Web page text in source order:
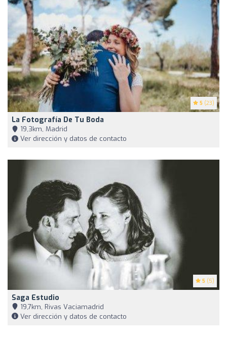
5 (23)
La Fotografía De Tu Boda
19,3km, Madrid
Ver dirección y datos de contacto
5 (5)
Saga Estudio
19,7km, Rivas Vaciamadrid
Ver dirección y datos de contacto